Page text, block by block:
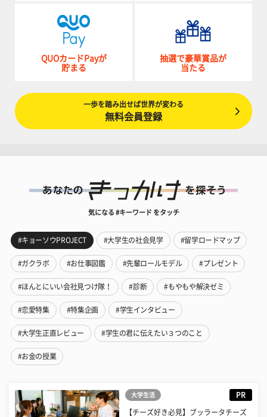
QUOカードPayが
貯まる
抽選で豪華賞品が
当たる
一歩を踏み出せば世界が変わる
無料会員登録
気になる #キーワード をタッチ
#キョーソウPROJECT #大学生の社会見学 #留学ロードマップ
#ガクラボ #お仕事図鑑 #先輩ロールモデル #プレゼント
#ほんとにいい会社見つけ隊！ #診断 #もやもや解決ゼミ
#恋愛特集 #特集企画 #学生インタビュー
#大学生正直レビュー #学生の君に伝えたい３つのこと
#お金の授業
大学生活 PR
【チーズ好き必見】ブッラータチーズ